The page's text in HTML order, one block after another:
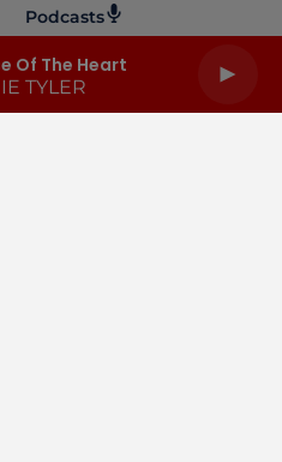
Podcasts
Of The Heart
TYLER